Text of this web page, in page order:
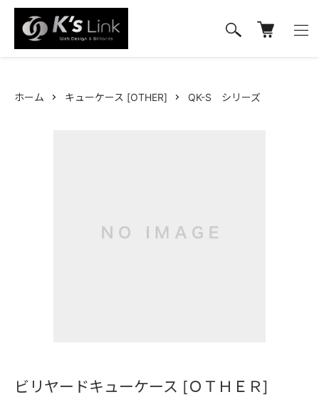
ホーム キューケース [OTHER] QK-S シリーズ
ビリヤードキューケース [ＯＴＨＥＲ]